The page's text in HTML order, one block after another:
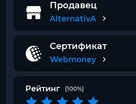
Продавец
AlternativA
Сертификат
Webmoney
Рейтинг (100%)